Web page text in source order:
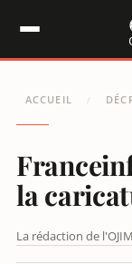
ACCUEIL /
la
La rédaction de l'OJIM
Panneau de